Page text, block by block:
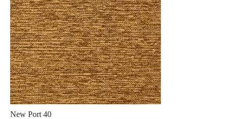
New Port 40